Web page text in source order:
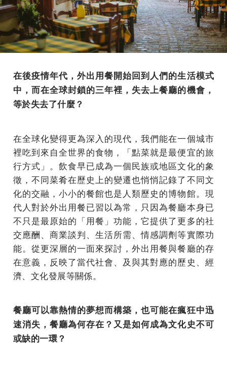
在後疫情年代，外出用餐開始回到人們的生活模式
中，而在全球封鎖的三年裡，失去上餐廳的機會，
等於失去了什麼？
在全球化變得更為深入的現代，我們能在一個城市
裡吃到來自全世界的食物，「點菜就是最便宜的旅
行方式」。飲食早已成為一個民族或地區文化的象
徵，不同菜肴在歷史上的變遷也悄悄記錄了不同文
化的交融，小小的餐館也是人類歷史的博物館。現
代人對於外出用餐已習以為常，只因為餐廳本身已
不只是最原始的「用餐」功能，它提供了更多的社
交應酬、商業談判、生活所需、情感調劑等實際功
能。從更深層的一面來探討，外出用餐與餐廳的存
在意義，反映了當代社會、及與其對應的歷史、經
濟、文化發展等關係。
餐廳可以靠熱情的夢想而構築，也可能在瘋狂中迅
速消失，餐廳為何存在？又是如何成為文化史不可
或缺的一環？